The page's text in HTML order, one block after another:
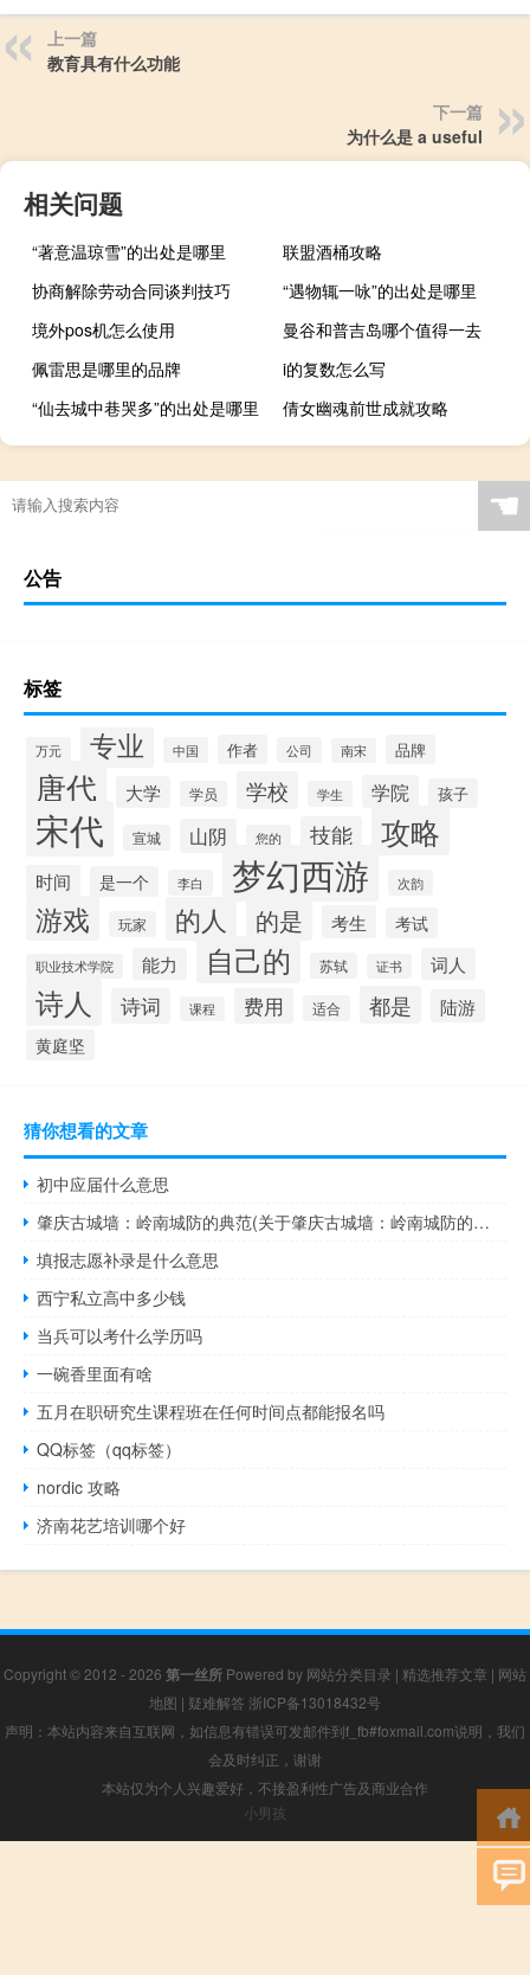
上一篇
教育具有什么功能
下一篇
为什么是 a useful
相关问题
“著意温琼雪”的出处是哪里
联盟酒桶攻略
协商解除劳动合同谈判技巧
“遇物辄一咏”的出处是哪里
境外pos机怎么使用
曼谷和普吉岛哪个值得一去
佩雷思是哪里的品牌
i的复数怎么写
“仙去城中巷哭多”的出处是哪里
倩女幽魂前世成就攻略
☚
公告
标签
万元 专业 中国 作者 公司 南宋 品牌
唐代 大学 学员 学校 学生 学院 孩子
宋代 宣城 山阴 您的 技能 攻略
时间 是一个 李白 梦幻西游 次韵
游戏 玩家 的人 的是 考生 考试
职业技术学院 能力 自己的 苏轼 证书 词人
诗人 诗词 课程 费用 适合 都是 陆游
黄庭坚
猜你想看的文章
初中应届什么意思
肇庆古城墙：岭南城防的典范(关于肇庆古城墙：岭南城防的典范简述)
填报志愿补录是什么意思
西宁私立高中多少钱
当兵可以考什么学历吗
一碗香里面有啥
五月在职研究生课程班在任何时间点都能报名吗
QQ标签（qq标签）
nordic 攻略
济南花艺培训哪个好
Copyright © 2012 - 2026 第一丝所 Powered by 网站分类目录 | 精选推荐文章 | 网站
地图 | 疑难解答 浙ICP备13018432号
声明：本站内容来自互联网，如信息有错误可发邮件到f_fb#foxmail.com说明，我们
会及时纠正，谢谢
本站仅为个人兴趣爱好，不接盈利性广告及商业合作
小男孩